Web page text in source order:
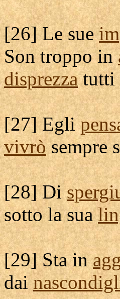
[26] Le sue
Son troppo in
disprezzatutti
[27] Egli
vivròsempre
[28] Di
sotto la sua
[29] Sta in
dai